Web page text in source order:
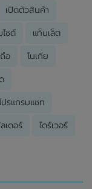
เปิดตัวสินค้า
ไซต์ แท็บเล็ต
อ โนเกีย
ปรแกรมแชท
เดอร์ ไดร์เวอร์